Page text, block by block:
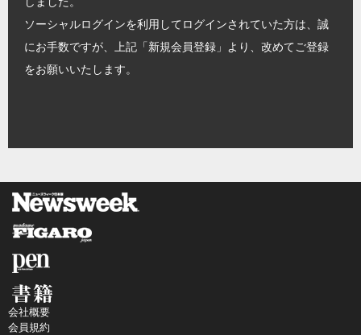
ソーシャルログインを利用してログインされていた方は、誠
にお手数ですが、上記「新規会員登録」より、改めてご登録
をお願いいたします。
会社概要
会員規約